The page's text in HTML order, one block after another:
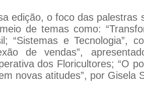
edição, o foco das palestras
de temas como:
“Sistemas e Tecnologia”,
de vendas”,
dos Floricultores; “O
novas atitudes”, por Gisela